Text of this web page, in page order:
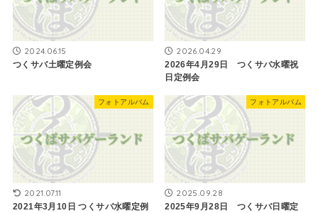
2024.06.15
つくサバ土曜定例会
2026.04.29
2026年4月29日 つくサバ水曜祝
日定例会
フォトアルバム
2021.07.11
2021年3月10日 ​つくサバ水曜定例
フォトアルバム
2025.09.28
2025年9月28日 つくサバ日曜定